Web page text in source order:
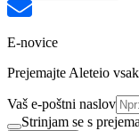
E-novice
Prejemajte Aleteio
Vaš e-poštni naslov
Strinjam se s